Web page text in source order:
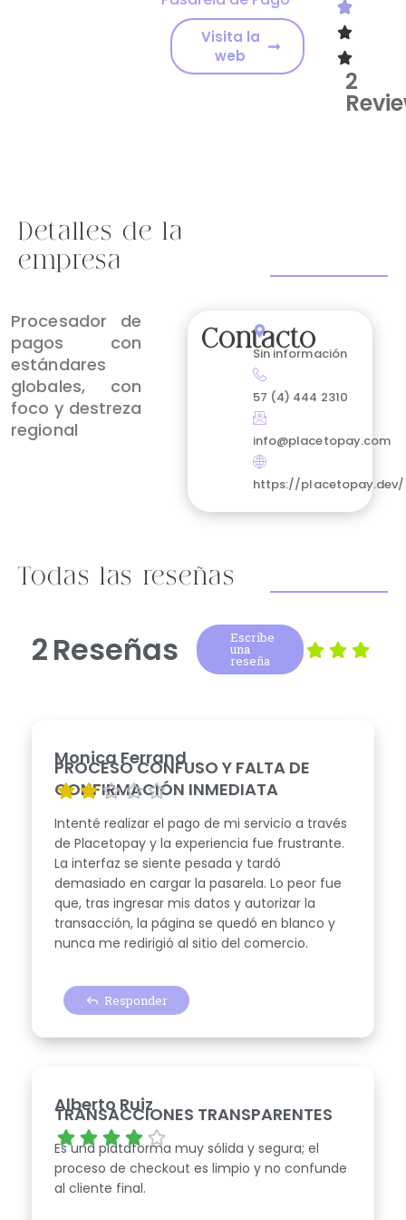
Visita la
web
2
Detalles de la
empresa
Procesador de
pagos con
estándares
globales, con
foco y destreza
regional
Contacto
Sin información
57 (4) 444 2310
info@placetopay.com
https://placetopay.dev/
Todas las reseñas
2Reseñas Escribe
una
reseña
Monica Ferrand
PROCESO CONFUSO Y FALTA DE
CONFIRMACIÓN INMEDIATA
Intenté realizar el pago de mi servicio a través
de Placetopay y la experiencia fue frustrante.
La interfaz se siente pesada y tardó
demasiado en cargar la pasarela. Lo peor fue
que, tras ingresar mis datos y autorizar la
transacción, la página se quedó en blanco y
nunca me redirigió al sitio del comercio.
Responder
Alberto Ruiz
TRANSACCIONES TRANSPARENTES
Es una plataforma muy sólida y segura; el
proceso de checkout es limpio y no confunde
al cliente final.